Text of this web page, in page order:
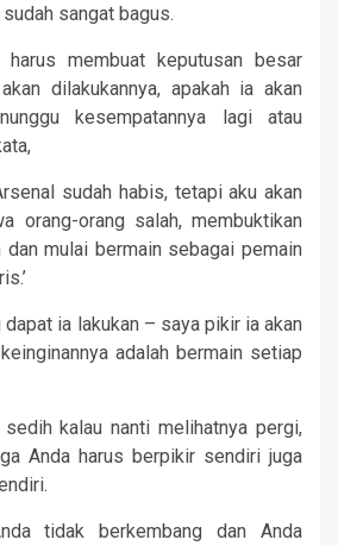
sangat bagus.
harus membuat keputusan besar
dilakukannya, apakah ia akan
kesempatannya lagi atau
sudah habis, tetapi aku akan
orang-orang salah, membuktikan
mulai bermain sebagai pemain
dapat ia lakukan – saya pikir ia akan
adalah bermain setiap
kalau nanti melihatnya pergi,
Anda harus berpikir sendiri juga
tidak berkembang dan Anda